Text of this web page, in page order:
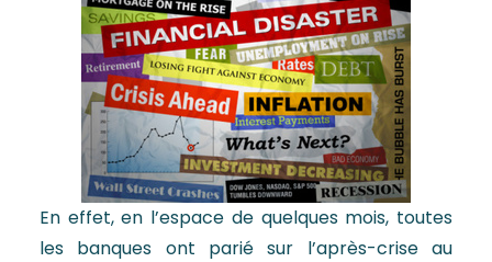
En effet, en l’espace de quelques mois, toutes
les banques ont parié sur l’après-crise au